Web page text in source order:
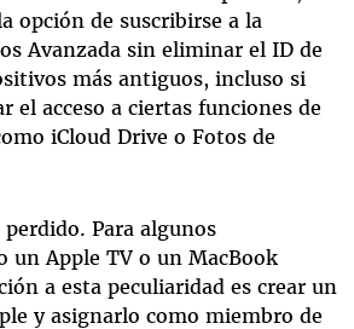
opción de suscribirse a la
Avanzada sin eliminar el ID de
más antiguos, incluso si
el acceso a ciertas funciones de
iCloud Drive o Fotos de
Para algunos
un Apple TV o un MacBook
a esta peculiaridad es crear un
y asignarlo como miembro de